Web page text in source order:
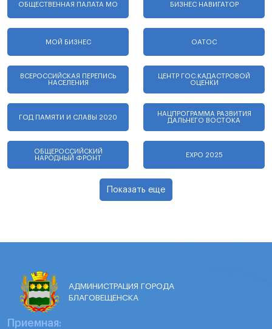
ОБЩЕСТВЕННАЯ ПАЛАТА МО БИЗНЕС НАВИГАТОР
МОЙ БИЗНЕС ОАТОС
ВСЕРОССИЙСКАЯ ПЕРЕПИСЬ
НАСЕЛЕНИЯ
ЦЕНТР ГОС.КАДАСТРОВОЙ
ОЦЕНКИ
ГОД ПАМЯТИ И СЛАВЫ 2020
НАЦПРОГРАММА РАЗВИТИЯ
ДАЛЬНЕГО ВОСТОКА
ОБЩЕРОССИЙСКИЙ
НАРОДНЫЙ ФРОНТ
EXPO 2025
Показать еще
АДМИНИСТРАЦИЯ ГОРОДА
БЛАГОВЕЩЕНСКА
Приемная: